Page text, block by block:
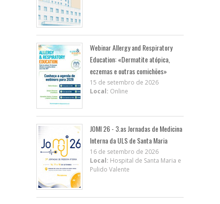
Webinar Allergy and Respiratory
Education: «Dermatite atópica,
eczemas e outras comichões»
15 de setembro de 2026
Local: Online
JOMI 26 - 3.as Jornadas de Medicina
Interna da ULS de Santa Maria
16 de setembro de 2026
Local: Hospital de Santa Maria e
Pulido Valente